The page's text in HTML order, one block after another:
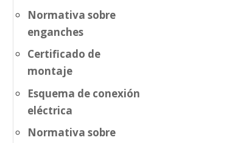
Normativa sobre
enganches
Certificado de
montaje
Esquema de conexión
eléctrica
Normativa sobre